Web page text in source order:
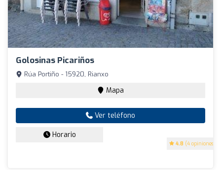
Golosinas Picariños
4.8 (4 opiniones)
Rúa Portiño - 15920, Rianxo
Mapa
Ver teléfono
Horario